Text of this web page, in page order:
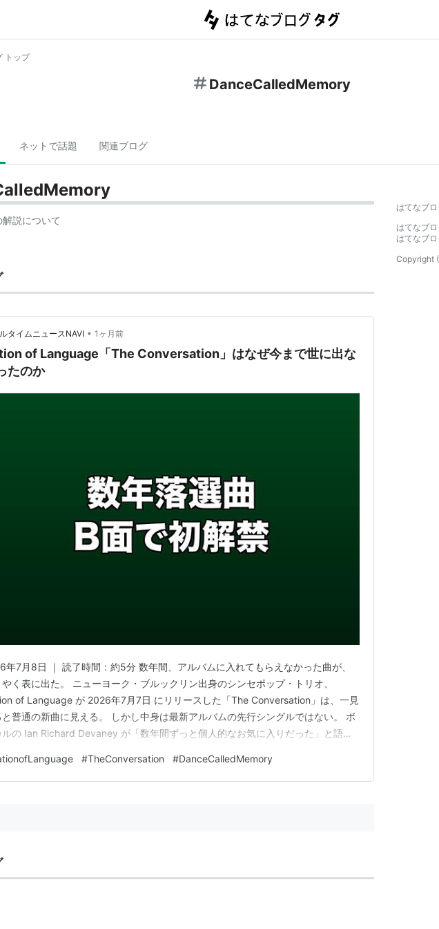
トップ
DanceCalledMemory
ネットで話題 関連ブログ
解説について
タイムニュースNAVI • 1ヶ月前
of Language「The Conversation」はなぜ今まで世に出な
たのか
年7月8日 ｜ 読了時間：約5分 数年間、アルバムに入れてもらえなかった曲が、
やく表に出た。 ニューヨーク・ブルックリン出身のシンセポップ・トリオ、
of Language が 2026年7月7日 にリリースした「The Conversation」は、一見
普通の新曲に見える。 しかし中身は最新アルバムの先行シングルではない。 ボ
ルの Ian Richard Devaney が「数年間ずっと個人的なお気に入りだった」と語る
の「居場所の問題」があった。 この記事でわかること 「新曲…
#TheConversation #DanceCalledMemory
はてなブ
はてなブ
はてなブ
Copyright